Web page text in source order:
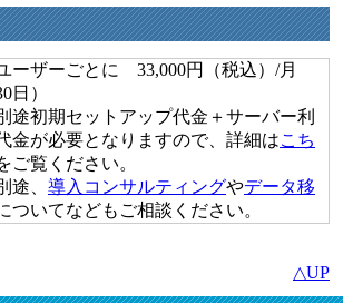
ーザーごとに 33,000円（税込）/月
日）
途初期セットアップ代金＋サーバー利
金が必要となりますので、詳細はこち
ご覧ください。
途、 導入コンサルティングやデータ移
ついてなどもご相談ください。
△UP